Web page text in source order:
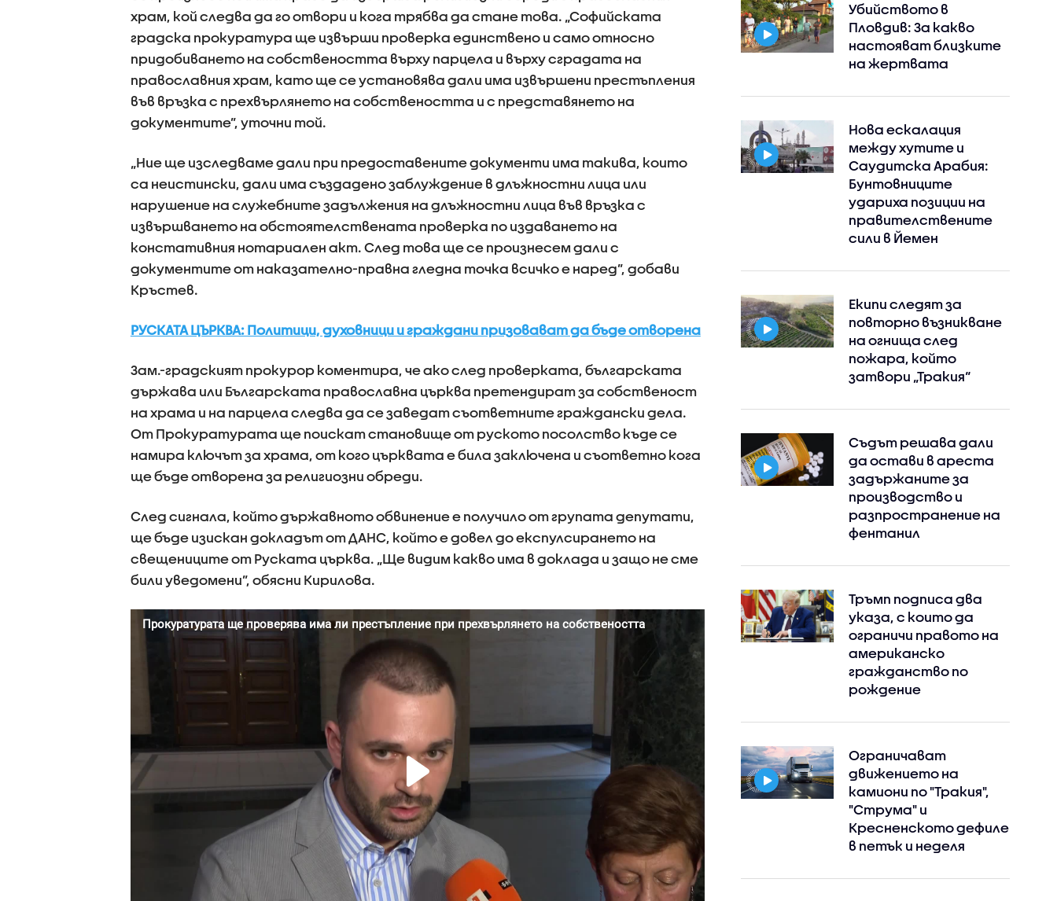
храм, кой следва да го отвори и кога трябва да стане това. „Софийската
градска прокуратура ще извърши проверка единствено и само относно
придобиването на собствеността върху парцела и върху сградата на
православния храм, като ще се установява дали има извършени престъпления
във връзка с прехвърлянето на собствеността и с представянето на
документите”, уточни той.
„Ние ще изследваме дали при предоставените документи има такива, които
са неистински, дали има създадено заблуждение в длъжностни лица или
нарушение на служебните задължения на длъжностни лица във връзка с
извършването на обстоятелствената проверка по издаването на
констативния нотариален акт. След това ще се произнесем дали с
документите от наказателно-правна гледна точка всичко е наред”, добави
Кръстев.
РУСКАТА ЦЪРКВА: Политици, духовници и граждани призовават да бъде отворена
Зам.-градският прокурор коментира, че ако след проверката, българската
държава или Българската православна църква претендират за собственост
на храма и на парцела следва да се заведат съответните граждански дела.
От Прокуратурата ще поискат становище от руското посолство къде се
намира ключът за храма, от кого църквата е била заключена и съответно кога
ще бъде отворена за религиозни обреди.
След сигнала, който държавното обвинение е получило от групата депутати,
ще бъде изискан докладът от ДАНС, който е довел до експулсирането на
свещениците от Руската църква. „Ще видим какво има в доклада и защо не сме
били уведомени”, обясни Кирилова.
Убийството в
Пловдив: За какво
настояват близките
на жертвата
Нова ескалация
между хутите и
Саудитска Арабия:
Бунтовниците
удариха позиции на
правителствените
сили в Йемен
Екипи следят за
повторно възникване
на огнища след
пожара, който
затвори „Тракия“
Съдът решава дали
да остави в ареста
задържаните за
производство и
разпространение на
фентанил
Тръмп подписа два
указа, с които да
ограничи правото на
американско
гражданство по
рождение
Ограничават
движението на
камиони по "Тракия",
"Струма" и
Кресненското дефиле
в петък и неделя